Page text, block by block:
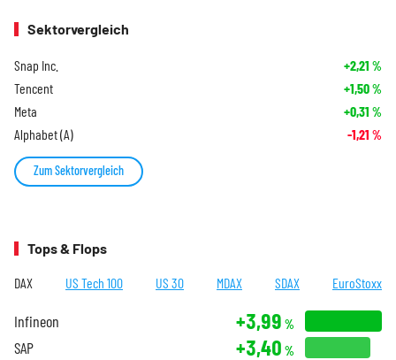
Sektorvergleich
Snap Inc. +2,21 %
Tencent +1,50%
Meta +0,31 %
Alphabet (A) -1,21 %
Zum Sektorvergleich
Tops & Flops
DAX US Tech 100 US 30 MDAX SDAX EuroStoxx
Infineon +3,99 %
SAP +3,40 %